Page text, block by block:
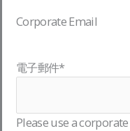
Corporate Email
電子郵件*
Please use a